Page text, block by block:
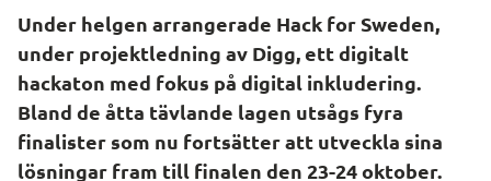
Under helgen arrangerade Hack for Sweden,
under projektledning av Digg, ett digitalt
hackaton med fokus på digital inkludering.
Bland de åtta tävlande lagen utsågs fyra
finalister som nu fortsätter att utveckla sina
lösningar fram till finalen den 23-24 oktober.